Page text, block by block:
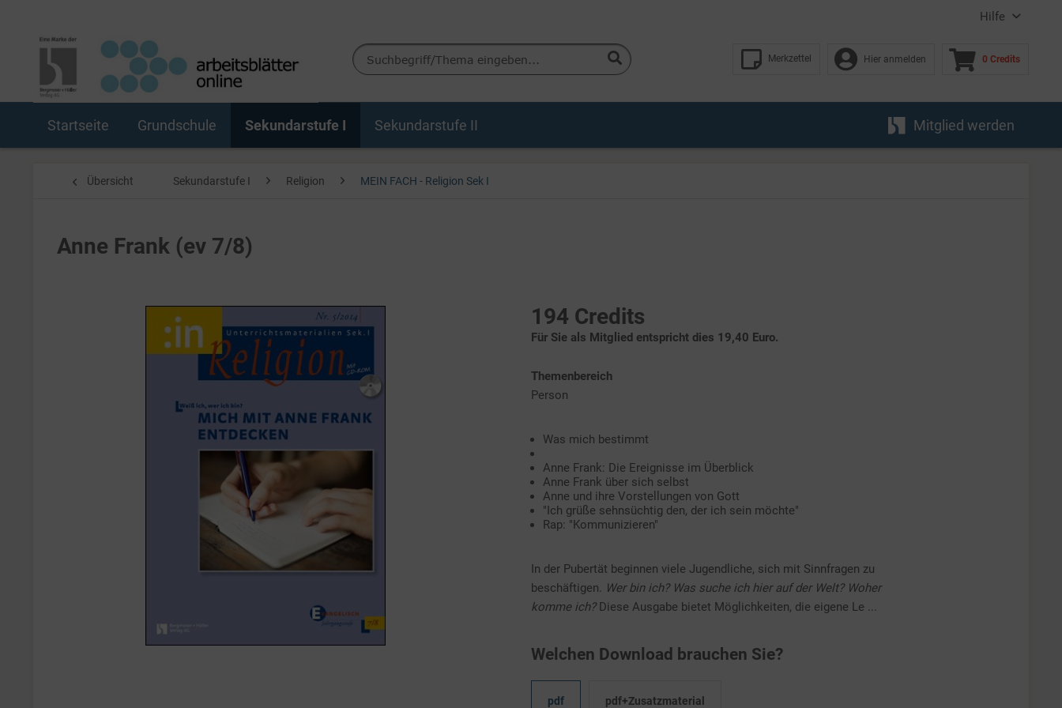
Hilfe
Merkzettel Hier anmelden 0 Credits
Startseite Grundschule Sekundarstufe I Sekundarstufe II Mitglied werden
Übersicht Sekundarstufe I Religion MEIN FACH - Religion Sek I
Anne Frank (ev 7/8)
194 Credits
Für Sie als Mitglied entspricht dies 19,40 Euro.
Themenbereich
Person
Was mich bestimmt
Anne Frank: Die Ereignisse im Überblick
Anne Frank über sich selbst
Anne und ihre Vorstellungen von Gott
"Ich grüße sehnsüchtig den, der ich sein möchte"
Rap: "Kommunizieren"
In der Pubertät beginnen viele Jugendliche, sich mit Sinnfragen zu
beschäftigen. Wer bin ich? Was suche ich hier auf der Welt? Woher
komme ich?Diese Ausgabe bietet Möglichkeiten, die eigene Le ...
Welchen Download brauchen Sie?
pdf pdf+Zusatzmaterial